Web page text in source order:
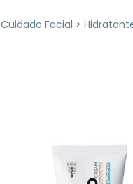
Cuidado Facial